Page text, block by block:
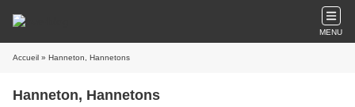
MENU
Accueil » Hanneton, Hannetons
Hanneton, Hannetons